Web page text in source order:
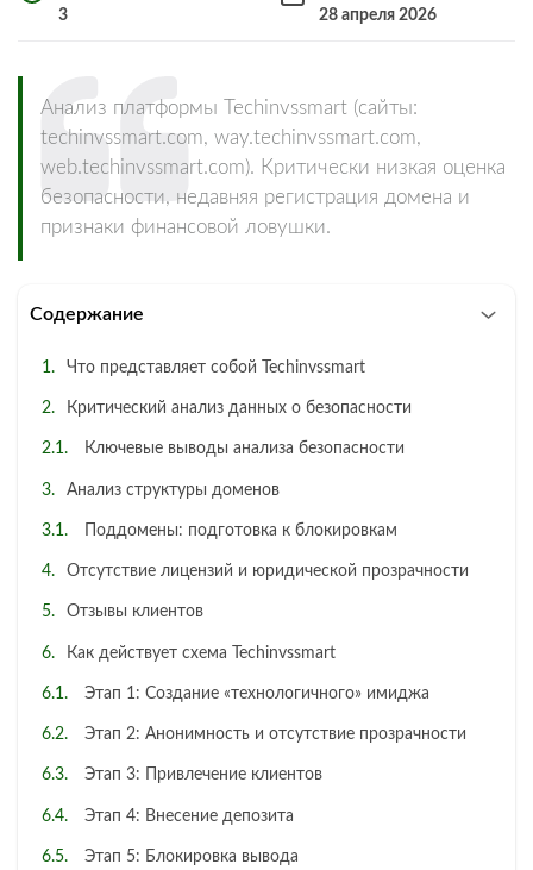
3
28 апреля 2026
Анализ платформы Techinvssmart (сайты:
techinvssmart.com, way.techinvssmart.com,
web.techinvssmart.com). Критически низкая оценка
безопасности, недавняя регистрация домена и
признаки финансовой ловушки.
Содержание
Что представляет собой Techinvssmart
Критический анализ данных о безопасности
Ключевые выводы анализа безопасности
Анализ структуры доменов
Поддомены: подготовка к блокировкам
Отсутствие лицензий и юридической прозрачности
Отзывы клиентов
Как действует схема Techinvssmart
Этап 1: Создание «технологичного» имиджа
Этап 2: Анонимность и отсутствие прозрачности
Этап 3: Привлечение клиентов
Этап 4: Внесение депозита
Этап 5: Блокировка вывода